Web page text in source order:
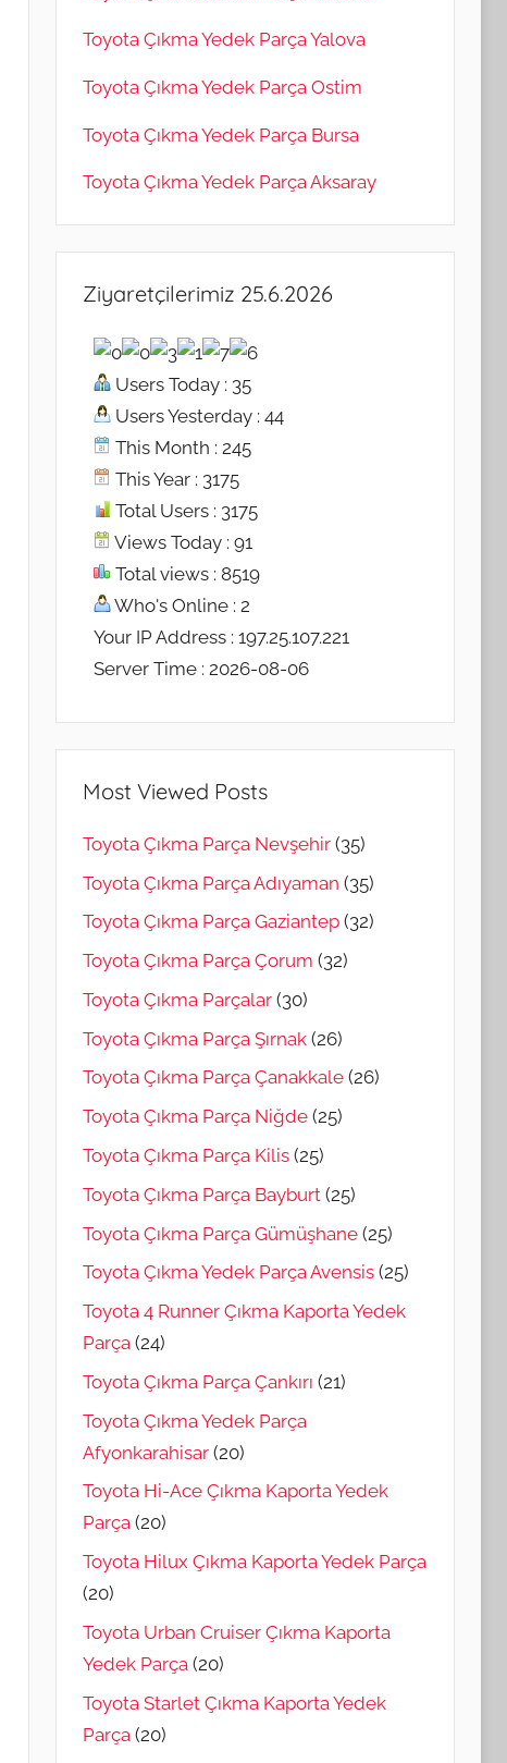
Toyota Çıkma Yedek Parça Yalova
Toyota Çıkma Yedek Parça Ostim
Toyota Çıkma Yedek Parça Bursa
Toyota Çıkma Yedek Parça Aksaray
Ziyaretçilerimiz 25.6.2026
Users Today : 35
Users Yesterday : 44
This Month : 245
This Year : 3175
Total Users : 3175
Views Today : 91
Total views : 8519
Who's Online : 2
Your IP Address : 197.25.107.221
Server Time : 2026-08-06
Most Viewed Posts
Toyota Çıkma Parça Nevşehir (35)
Toyota Çıkma Parça Adıyaman (35)
Toyota Çıkma Parça Gaziantep (32)
Toyota Çıkma Parça Çorum (32)
Toyota Çıkma Parçalar (30)
Toyota Çıkma Parça Şırnak (26)
Toyota Çıkma Parça Çanakkale (26)
Toyota Çıkma Parça Niğde (25)
Toyota Çıkma Parça Kilis (25)
Toyota Çıkma Parça Bayburt (25)
Toyota Çıkma Parça Gümüşhane (25)
Toyota Çıkma Yedek Parça Avensis (25)
Toyota 4 Runner Çıkma Kaporta Yedek
Parça (24)
Toyota Çıkma Parça Çankırı (21)
Toyota Çıkma Yedek Parça
Afyonkarahisar (20)
Toyota Hi-Ace Çıkma Kaporta Yedek
Parça (20)
Toyota Hilux Çıkma Kaporta Yedek Parça
(20)
Toyota Urban Cruiser Çıkma Kaporta
Yedek Parça (20)
Toyota Starlet Çıkma Kaporta Yedek
Parça (20)